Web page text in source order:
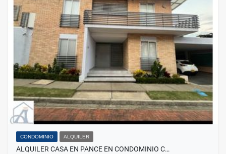
CONDOMINIO ALQUILER
ALQUILER CASA EN PANCE EN CONDOMINIO C…